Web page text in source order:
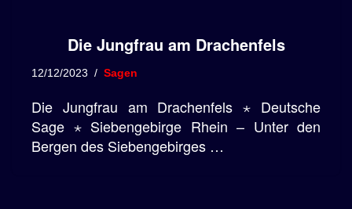
Die Jungfrau am Drachenfels
12/12/2023 Sagen
Die Jungfrau am Drachenfels ⋆ Deutsche
Sage ⋆ Siebengebirge Rhein – Unter den
Bergen des Siebengebirges …